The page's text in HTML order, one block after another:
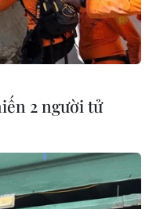
2 người tử